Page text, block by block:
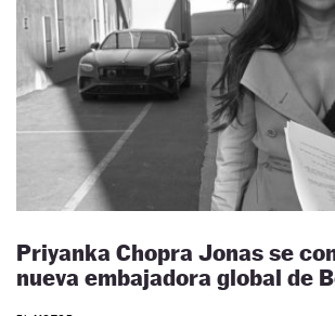
Priyanka Chopra Jonas se
nueva embajadora global de